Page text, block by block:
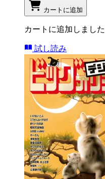
カートに追加
カートに追加しました
試し読み